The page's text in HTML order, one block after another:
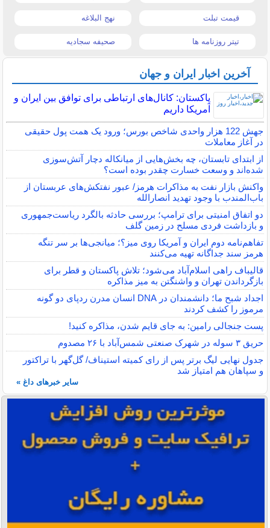
قیمت تبلت نهج البلاغه
تیتر روزنامه ها صحیفه سجادیه
آخرین اخبار ایران و جهان
پاکستان: کانال‌های ارتباطی برای توافق بین ایران و
آمریکا داریم
جهش 122 هزار واحدی شاخص بورس؛ ورود یک همت پول حقیقی
در آغاز معاملات
از ابتدای تابستان، چه بخش‌هایی از میانکاله دچار آتش‌سوزی
شده‌اند و وسعت خسارت چقدر بوده است؟
واکنش بازار نفت به مذاکرات هرمز/ عبور نفتکش‌های عربستان از
باب‌المندب با وجود تهدید انصارالله
دو اتفاق امنیتی برای ترامپ؛ بررسی حادثه بالگرد ریاست‌جمهوری
و بازداشت فردی مسلح در زمین گلف
تفاهم‌نامه دوم ایران و آمریکا روی میز؟؛ میانجی‌ها بر سر تنگه
هرمز سند جداگانه تهیه می‌کنند
قالیباف راهی اسلام‌آباد می‌شود؛ تلاش پاکستان و قطر برای
بازگرداندن تهران و واشنگتن به میز مذاکره
اجداد شبح ما؛ دانشمندان در DNA انسان مدرن ردپای دو گونه
مرموز را کشف کردند
پست جنجالی رامین: به جای قایم شدن، مذاکره کنید!
حریق ۳ سوله در شهرک صنعتی شمس‌آباد با ۲۶ مصدوم
جدول نهایی لیگ برتر پس از رای کمیته استیناف/ گل‌گهر با تراکتور
و سپاهان هم امتیاز شد
سایر خبرهای داغ »